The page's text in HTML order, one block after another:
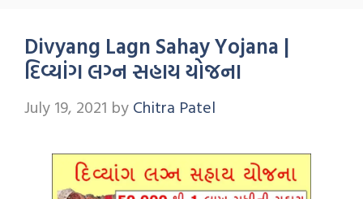
Divyang Lagn Sahay Yojana |
દિવ્યાંગ લગ્ન સહાય યોજના
July 19, 2021 by Chitra Patel